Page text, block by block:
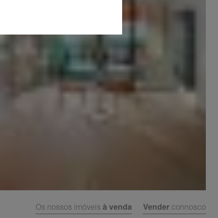
Os nossos imóveis à venda Vender connosco